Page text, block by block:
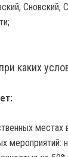
Сновский,
каких
местах
мероприятий: